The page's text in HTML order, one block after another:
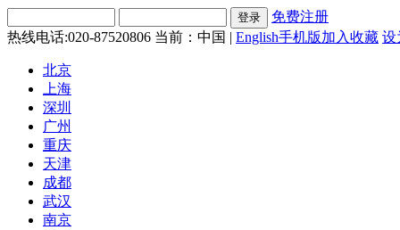
免费注册
热线电话:020-87520806 当前：中国 | English手机版加入收藏 设
北京
上海
深圳
广州
重庆
天津
成都
武汉
南京